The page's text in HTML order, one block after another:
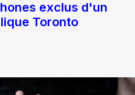
exclus d'un
Toronto